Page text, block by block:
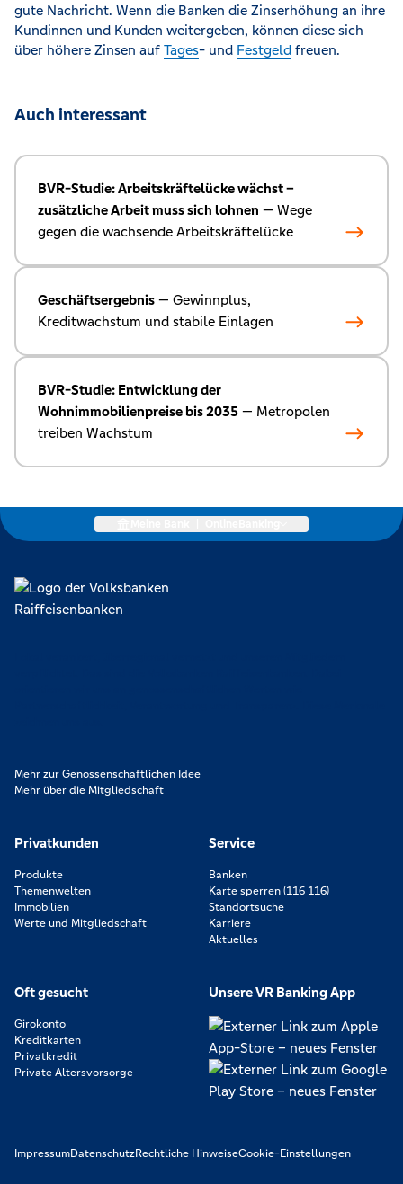
gute Nachricht. Wenn die Banken die Zinserhöhung an ihre
Kundinnen und Kunden weitergeben, können diese sich
über höhere Zinsen auf Tages- und Festgeld freuen.
Auch interessant
BVR-Studie: Arbeitskräftelücke wächst –
zusätzliche Arbeit muss sich lohnen — Wege
gegen die wachsende Arbeitskräftelücke
Geschäftsergebnis — Gewinnplus,
Kreditwachstum und stabile Einlagen
BVR-Studie: Entwicklung der
Wohnimmobilienpreise bis 2035 — Metropolen
treiben Wachstum
Mehr zur Genossenschaftlichen Idee
Mehr über die Mitgliedschaft
Privatkunden
Produkte
Themenwelten
Immobilien
Werte und Mitgliedschaft
Service
Banken
Karte sperren (116 116)
Standortsuche
Karriere
Aktuelles
Oft gesucht
Girokonto
Kreditkarten
Privatkredit
Private Altersvorsorge
Unsere VR Banking App
ImpressumDatenschutzRechtliche HinweiseCookie-Einstellungen